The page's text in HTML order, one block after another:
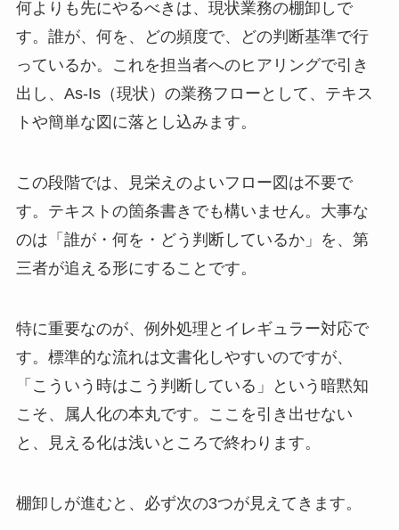
何よりも先にやるべきは、現状業務の棚卸しで
す。誰が、何を、どの頻度で、どの判断基準で行
っているか。これを担当者へのヒアリングで引き
出し、As-Is（現状）の業務フローとして、テキス
トや簡単な図に落とし込みます。
この段階では、見栄えのよいフロー図は不要で
す。テキストの箇条書きでも構いません。大事な
のは「誰が・何を・どう判断しているか」を、第
三者が追える形にすることです。
特に重要なのが、例外処理とイレギュラー対応で
す。標準的な流れは文書化しやすいのですが、
「こういう時はこう判断している」という暗黙知
こそ、属人化の本丸です。ここを引き出せない
と、見える化は浅いところで終わります。
棚卸しが進むと、必ず次の3つが見えてきます。